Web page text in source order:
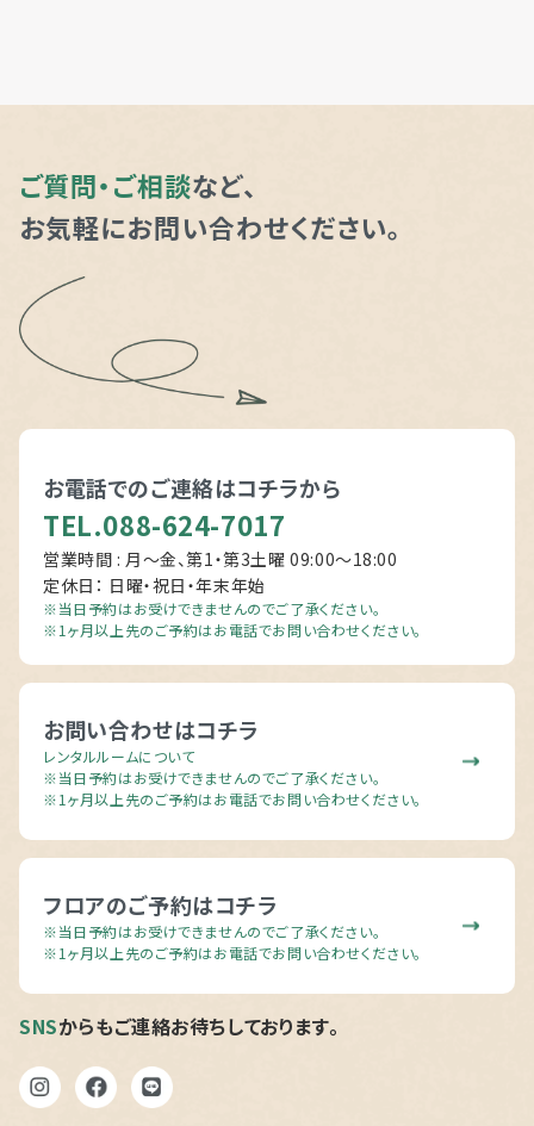
ご質問・ご相談など、
お気軽にお問い合わせください。
お電話でのご連絡はコチラから
TEL.088-624-7017
営業時間 : 月～金、第1・第3土曜 09:00〜18:00
定休日： 日曜・祝日・年末年始
※当日予約はお受けできませんのでご了承ください。
※1ヶ月以上先のご予約はお電話でお問い合わせください。
お問い合わせはコチラ
レンタルルームについて
※当日予約はお受けできませんのでご了承ください。
※1ヶ月以上先のご予約はお電話でお問い合わせください。
フロアのご予約はコチラ
※当日予約はお受けできませんのでご了承ください。
※1ヶ月以上先のご予約はお電話でお問い合わせください。
SNSからもご連絡お待ちしております。